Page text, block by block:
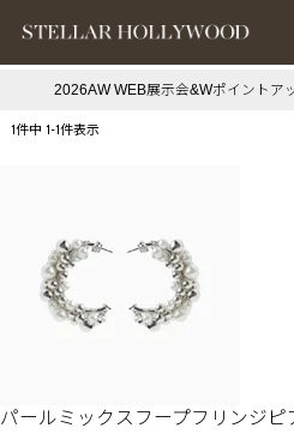
2026AW WEB展示会&Wポイントア
1件中 1-1件表示
パールミックスフープフリンジピ